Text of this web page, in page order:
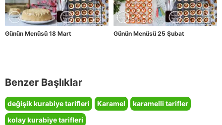
Günün Menüsü 18 Mart Günün Menüsü 25 Şubat
Benzer Başlıklar
değişik kurabiye tarifleri Karamel
karamelli tarifler
kolay kurabiye tarifleri